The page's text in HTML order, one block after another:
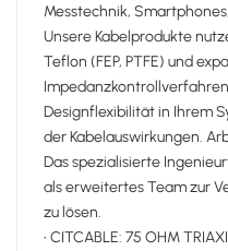
Messtechnik,
Unsere Kabelprodukte
Teflon (FEP, PTFE) und
Designflexibilität in Ihrem
der Kabelauswirkungen.
Das spezialisierte
als erweitertes Team zur
zu lösen.
• CITCABLE: 75 OHM